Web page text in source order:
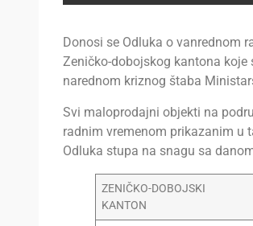
Donosi se Odluka o vanrednom
Zeničko-dobojskog kantona koje
narednom kriznog štaba
Svi maloprodajni objekti na
radnim vremenom prikazanim u
Odluka stupa na snagu sa
ZENIČKO-DOBOJSKI
KANTON